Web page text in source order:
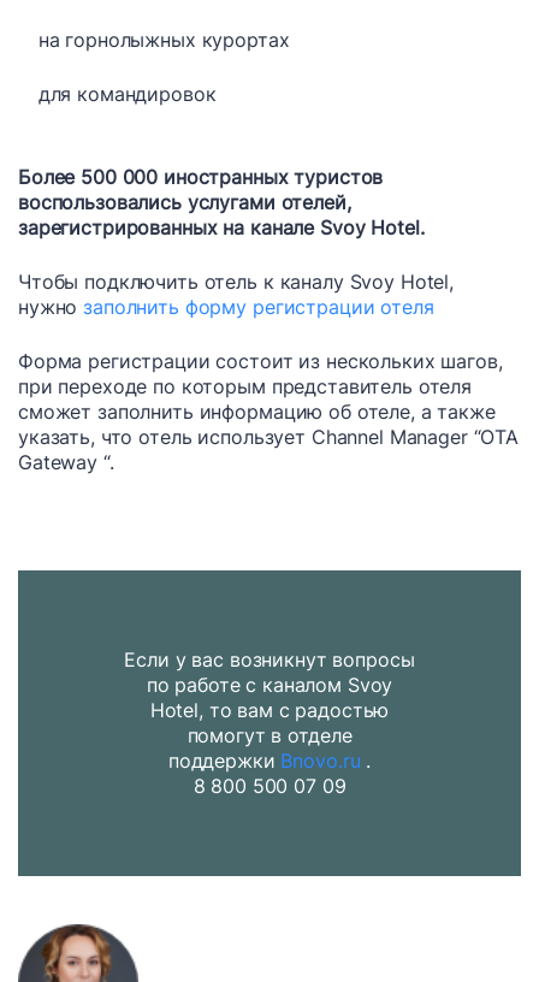
на горнолыжных курортах
для командировок
Более 500 000 иностранных туристов
воспользовались услугами отелей,
зарегистрированных на канале Svoy Hotel.
Чтобы подключить отель к каналу Svoy Hotel,
нужнозаполнить форму регистрации отеля
Форма регистрации состоит из нескольких шагов,
при переходе по которым представитель отеля
сможет заполнить информацию об отеле, а также
указать, что отель использует Channel Manager “OTA
Gateway “.
Если у вас возникнут вопросы
по работе с каналом Svoy
Hotel, то вам с радостью
помогут в отделе
поддержки Bnovo.ru .
8 800 500 07 09